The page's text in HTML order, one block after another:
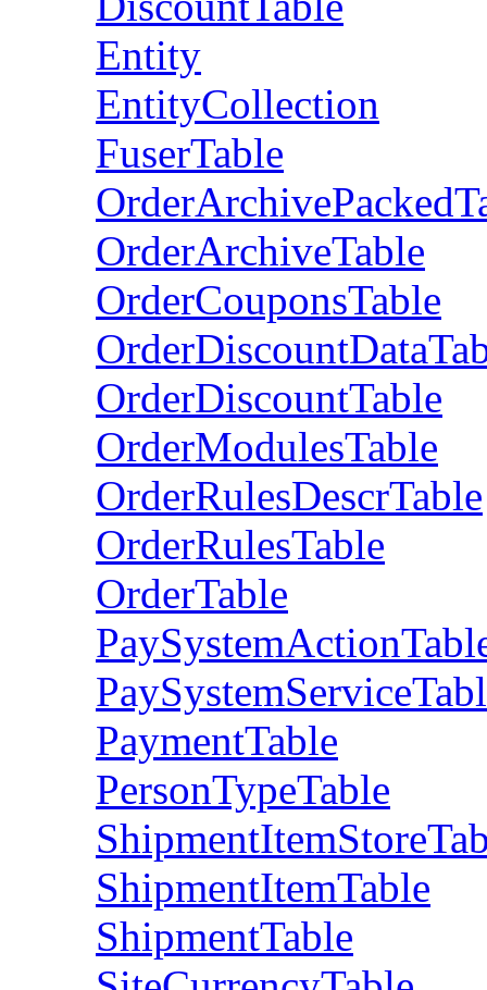
Entity
EntityCollection
FuserTable
OrderArchiveTable
OrderCouponsTable
OrderDiscountTable
OrderModulesTable
OrderRulesDescrTable
OrderRulesTable
OrderTable
PaymentTable
PersonTypeTable
ShipmentItemTable
ShipmentTable